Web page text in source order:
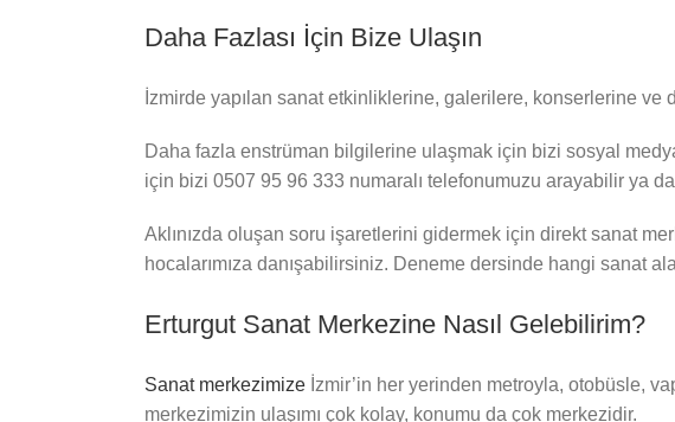
Daha Fazlası İçin Bize Ulaşın
İzmirde yapılan sanat etkinliklerine, galerilere, konserlerine
Daha fazla enstrüman bilgilerine ulaşmak için bizi sosyal
için bizi 0507 95 96 333 numaralı telefonumuzu arayabilir ya
Aklınızda oluşan soru işaretlerini gidermek için direkt sanat
hocalarımıza danışabilirsiniz. Deneme dersinde hangi sanat
Erturgut Sanat Merkezine Nasıl Gelebilirim?
Sanat merkezimize İzmir’in her yerinden metroyla, otobüsle,
merkezimizin ulaşımı çok kolay, konumu da çok merkezidir.